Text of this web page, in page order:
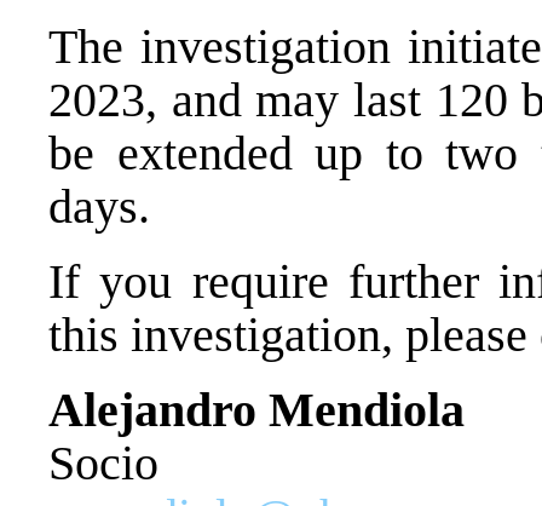
The investigation
2023, and may last 120
be extended up to
days.
If you require further
this investigation,
Alejandro Mendiola
Socio